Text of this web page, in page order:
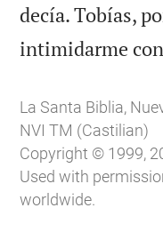
decía. Tobías,
intimidarme
La Santa Biblia,
NVI TM (Castilian)
Copyright © 1999,
Used with
worldwide.